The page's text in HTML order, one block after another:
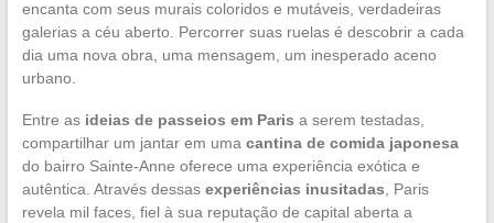
encanta com seus murais coloridos e mutáveis, verdadeiras
galerias a céu aberto. Percorrer suas ruelas é descobrir a cada
dia uma nova obra, uma mensagem, um inesperado aceno
urbano.
Entre as ideias de passeios em Paris a serem testadas,
compartilhar um jantar em uma cantina de comida japonesa
do bairro Sainte-Anne oferece uma experiência exótica e
autêntica. Através dessas experiências inusitadas , Paris
revela mil faces, fiel à sua reputação de capital aberta a